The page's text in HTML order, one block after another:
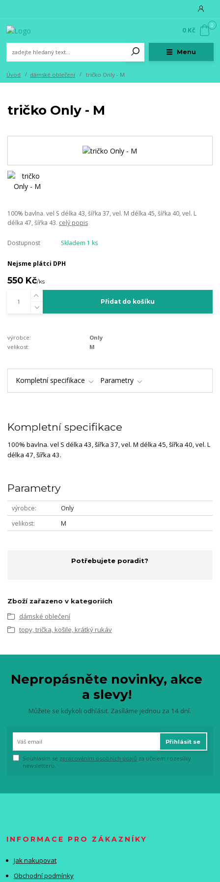
Menu
0
0 Kč
Úvod dámské oblečení tričko Only - M
tričko Only - M
100% bavlna. vel S délka 43, šířka 37, vel. M délka 45, šířka 40, vel. L
délka 47, šířka 43. celý popis
Dostupnost Skladem 1 ks
Nejsme plátci DPH
550 Kč/ks
Přidat do košíku
výrobce:
Only
velikost:
M
Kompletní specifikace Parametry
Kompletní specifikace
100% bavlna. vel S délka 43, šířka 37, vel. M délka 45, šířka 40, vel. L
délka 47, šířka 43.
Parametry
výrobce
Only
velikost
M
Potřebujete poradit?
Zboží zařazeno v kategoriích
dámské oblečení
topy, trička, košile, krátký rukáv
Nepropásněte novinky, akce
a slevy!
Můžete se kdykoli odhlásit. Zasíláme jednou za 14 dní.
Přihlásit se
Souhlasím se zpracováním osobních údajů za účelem rozesílky
newsletteru.
INFORMACE PRO ZÁKAZNÍKY
Jak nakupovat
Obchodní podmínky